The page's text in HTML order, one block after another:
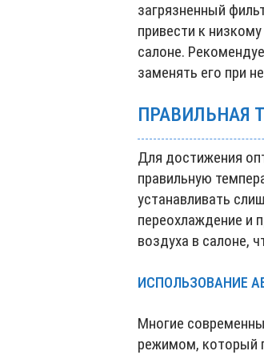
загрязненный
привести к
салоне.
заменять его при
ПРАВИЛЬНАЯ
Для достижения
правильную
устанавливать
переохлаждение и
воздуха в салоне,
ИСПОЛЬЗОВАНИЕ
Многие
режимом, который